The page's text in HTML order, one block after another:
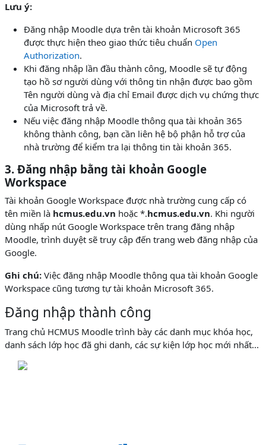
Lưu ý:
Đăng nhập Moodle dựa trên tài khoản Microsoft 365
được thực hiện theo giao thức tiêu chuẩn Open
Authorization.
Khi đăng nhập lần đầu thành công, Moodle sẽ tự động
tạo hồ sơ người dùng với thông tin nhận được bao gồm
Tên người dùng và địa chỉ Email được dịch vụ chứng thực
của Microsoft trả về.
Nếu việc đăng nhập Moodle thông qua tài khoản 365
không thành công, bạn cần liên hệ bộ phận hỗ trợ của
nhà trường để kiểm tra lại thông tin tài khoản 365.
3. Đăng nhập bằng tài khoản Google
Workspace
Tài khoản Google Workspace được nhà trường cung cấp có
tên miền là hcmus.edu.vn hoặc *.hcmus.edu.vn. Khi người
dùng nhấp nút Google Workspace trên trang đăng nhập
Moodle, trình duyệt sẽ truy cập đến trang web đăng nhập của
Google.
Ghi chú: Việc đăng nhập Moodle thông qua tài khoản Google
Workspace cũng tương tự tài khoản Microsoft 365.
Đăng nhập thành công
Trang chủ HCMUS Moodle trình bày các danh mục khóa học,
danh sách lớp học đã ghi danh, các sự kiện lớp học mới nhất...